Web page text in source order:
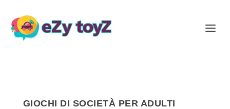
GIOCHI DI SOCIETÀ PER ADULTI